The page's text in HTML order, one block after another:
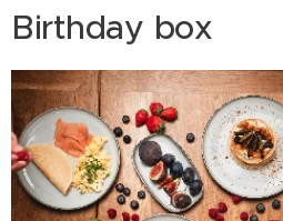
Birthday box